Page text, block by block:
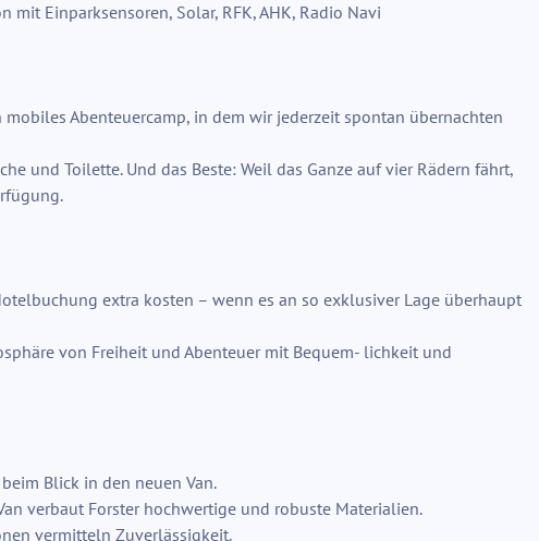
Einparksensoren, Solar, RFK, AHK, Radio Navi
Abenteuercamp, in dem wir jederzeit spontan übernachten
und Toilette. Und das Beste: Weil das Ganze auf vier Rädern fährt,
extra kosten – wenn es an so exklusiver Lage überhaupt
von Freiheit und Abenteuer mit Bequem- lichkeit und
Blick in den neuen Van.
verbaut Forster hochwertige und robuste Materialien.
vermitteln Zuverlässigkeit.